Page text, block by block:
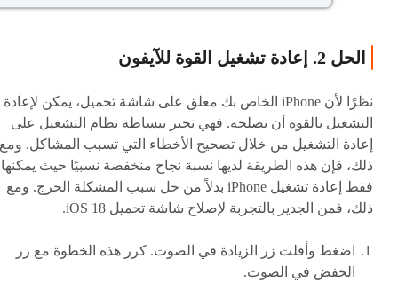
الحل 2. إعادة تشغيل القوة للآيفون
نظرًا لأن iPhone الخاص بك معلق على شاشة تحميل، يمكن لإعادة
التشغيل بالقوة أن تصلحه. فهي تجبر ببساطة نظام التشغيل على
إعادة التشغيل من خلال تصحيح الأخطاء التي تسبب المشاكل. ومع
ذلك، فإن هذه الطريقة لديها نسبة نجاح منخفضة نسبيًا حيث يمكنها
فقط إعادة تشغيل iPhone بدلاً من حل سبب المشكلة الحرج. ومع
ذلك، فمن الجدير بالتجربة لإصلاح شاشة تحميل iOS 18.
اضغط وأفلت زر الزيادة في الصوت. كرر هذه الخطوة مع زر
الخفض في الصوت.